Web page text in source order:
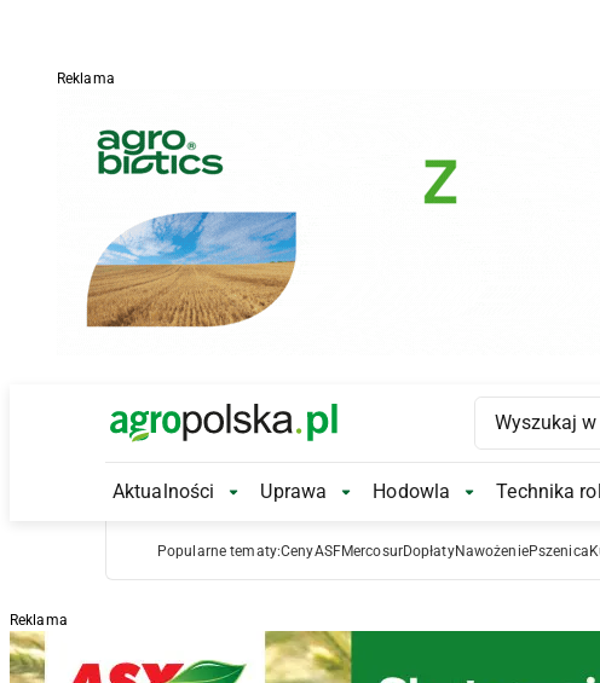
Reklama
Main Logo
Aktualności Aktualności Submenu
Uprawa Uprawa Submenu
Hodowla Hodowla
Technika
Popularne tematy:CenyASFMercosurDopłatyNawożeniePszenica
Reklama